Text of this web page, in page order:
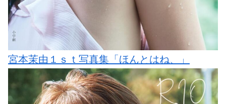
宮本茉由１ｓｔ写真集「ほんとはね、」